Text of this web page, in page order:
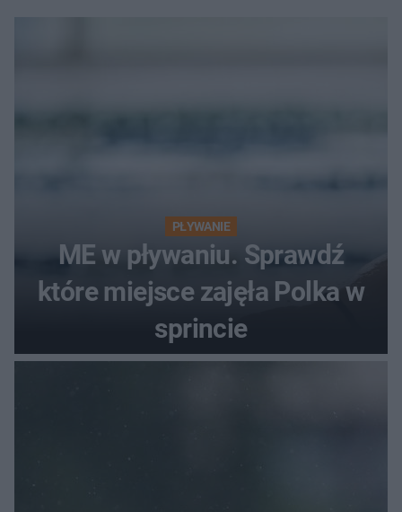
PŁYWANIE
ME w pływaniu. Sprawdź
które miejsce zajęła Polka w
sprincie